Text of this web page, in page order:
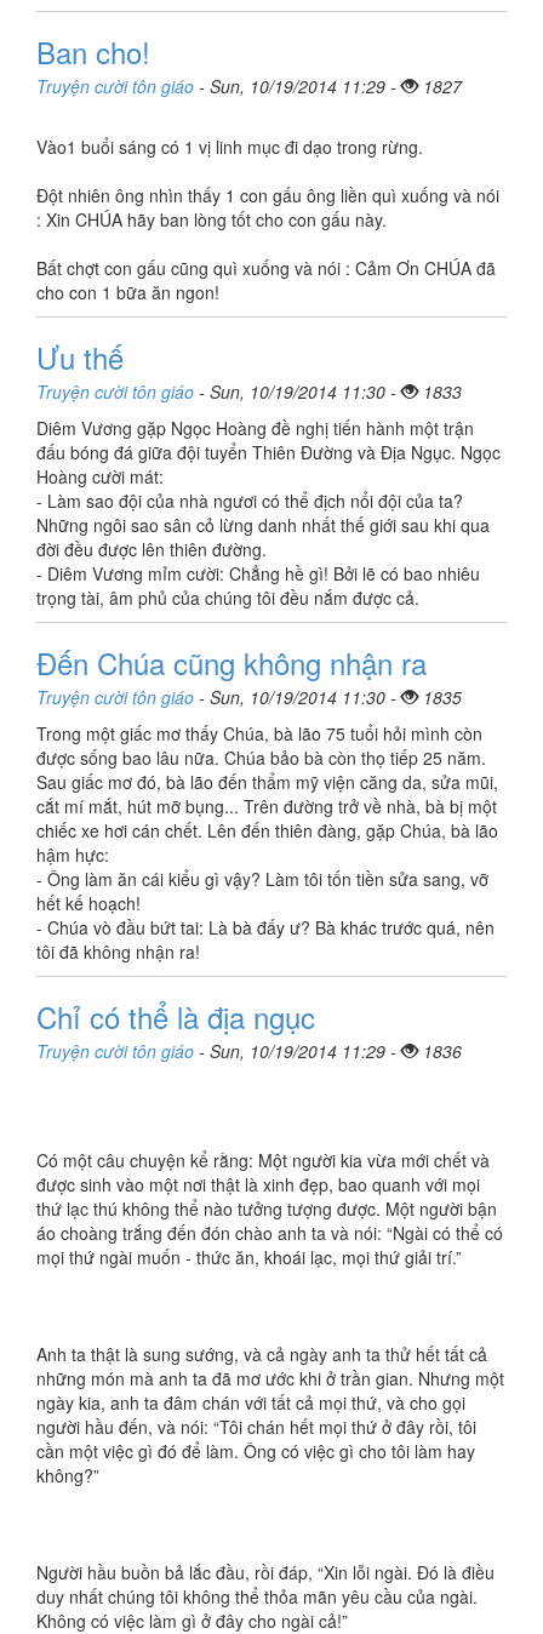
Ban cho!
Truyện cười tôn giáo - Sun, 10/19/2014 11:29 - 1827
Vào1 buổi sáng có 1 vị linh mục đi dạo trong rừng.
Đột nhiên ông nhìn thấy 1 con gấu ông liền quì xuống và nói
: Xin CHÚA hãy ban lòng tốt cho con gấu này.
Bất chợt con gấu cũng quì xuống và nói : Cảm Ơn CHÚA đã
cho con 1 bữa ăn ngon!
Ưu thế
Truyện cười tôn giáo - Sun, 10/19/2014 11:30 -
1833
Diêm Vương gặp Ngọc Hoàng đề nghị tiến hành một trận
đấu bóng đá giữa đội tuyển Thiên Đường và Địa Ngục. Ngọc
Hoàng cười mát:
- Làm sao đội của nhà ngươi có thể địch nổi đội của ta?
Những ngôi sao sân cỏ lừng danh nhất thế giới sau khi qua
đời đều được lên thiên đường.
- Diêm Vương mỉm cười: Chẳng hề gì! Bởi lẽ có bao nhiêu
trọng tài, âm phủ của chúng tôi đều nắm được cả.
Đến Chúa cũng không nhận ra
Truyện cười tôn giáo - Sun, 10/19/2014 11:30 -
1835
Trong một giấc mơ thấy Chúa, bà lão 75 tuổi hỏi mình còn
được sống bao lâu nữa. Chúa bảo bà còn thọ tiếp 25 năm.
Sau giấc mơ đó, bà lão đến thẩm mỹ viện căng da, sửa mũi,
cắt mí mắt, hút mỡ bụng... Trên đường trở về nhà, bà bị một
chiếc xe hơi cán chết. Lên đến thiên đàng, gặp Chúa, bà lão
hậm hực:
- Ông làm ăn cái kiểu gì vậy? Làm tôi tốn tiền sửa sang, vỡ
hết kế hoạch!
- Chúa vò đầu bứt tai: Là bà đấy ư? Bà khác trước quá, nên
tôi đã không nhận ra!
Chỉ có thể là địa ngục
Truyện cười tôn giáo - Sun, 10/19/2014 11:29 - 1836
Có một câu chuyện kể rằng: Một người kia vừa mới chết và
được sinh vào một nơi thật là xinh đẹp, bao quanh với mọi
thứ lạc thú không thể nào tưởng tượng được. Một người bận
áo choàng trắng đến đón chào anh ta và nói: “Ngài có thể có
mọi thứ ngài muốn - thức ăn, khoái lạc, mọi thứ giải trí.”
Anh ta thật là sung sướng, và cả ngày anh ta thử hết tất cả
những món mà anh ta đã mơ ước khi ở trần gian. Nhưng một
ngày kia, anh ta đâm chán với tất cả mọi thứ, và cho gọi
người hầu đến, và nói: “Tôi chán hết mọi thứ ở đây rồi, tôi
cần một việc gì đó để làm. Ông có việc gì cho tôi làm hay
không?”
Người hầu buồn bả lắc đầu, rồi đáp, “Xin lỗi ngài. Đó là điều
duy nhất chúng tôi không thể thỏa mãn yêu cầu của ngài.
Không có việc làm gì ở đây cho ngài cả!”